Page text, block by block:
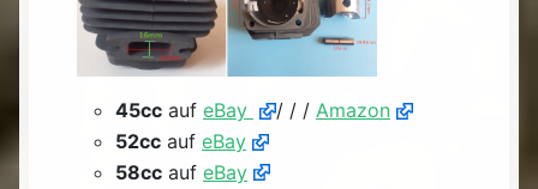
45cc auf eBay / / / Amazon
52cc auf eBay
58cc auf eBay